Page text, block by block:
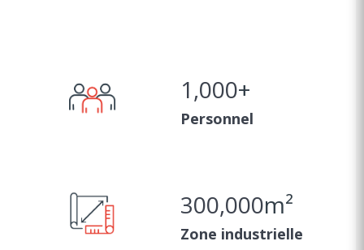
1,000+
Personnel
300,000m²
Zone industrielle